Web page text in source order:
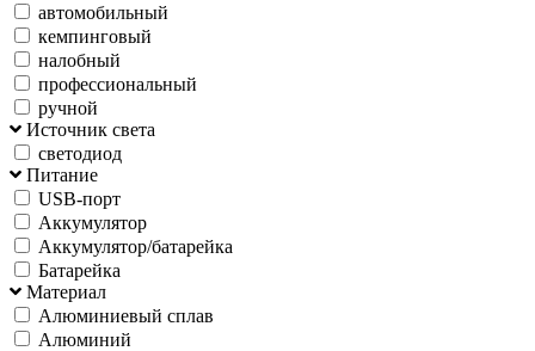
автомобильный
кемпинговый
налобный
профессиональный
ручной
Источник света
светодиод
Питание
USB-порт
Аккумулятор
Аккумулятор/батарейка
Батарейка
Материал
Алюминиевый сплав
Алюминий